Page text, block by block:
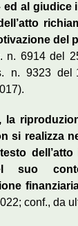
ed al giudice
del
n. 6914 del
n. 9323 del
, la
si realizza
suo
conf., da